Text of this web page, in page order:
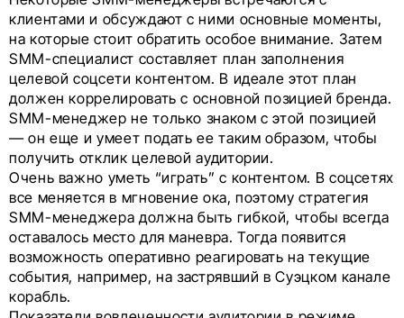
клиентами и обсуждают с ними основные моменты,
на которые стоит обратить особое внимание. Затем
SMM-специалист составляет план заполнения
целевой соцсети контентом. В идеале этот план
должен коррелировать с основной позицией бренда.
SMM-менеджер не только знаком с этой позицией
— он еще и умеет подать ее таким образом, чтобы
получить отклик целевой аудитории.
Очень важно уметь “играть” с контентом. В соцсетях
все меняется в мгновение ока, поэтому стратегия
SMM-менеджера должна быть гибкой, чтобы всегда
оставалось место для маневра. Тогда появится
возможность оперативно реагировать на текущие
события, например, на застрявший в Суэцком канале
корабль.